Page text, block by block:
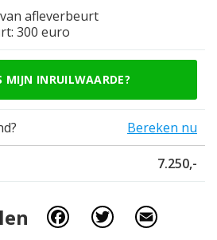
afleverbeurt
300 euro
MIJN INRUILWAARDE?
Bereken nu
7.250,-
Facebook Twitter